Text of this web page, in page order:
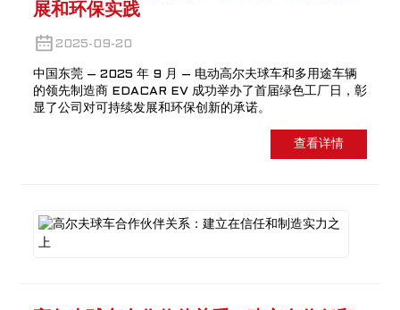
展和环保实践
2025-09-20
中国东莞 – 2025 年 9 月 – 电动高尔夫球车和多用途车辆
的领先制造商 EDACAR EV 成功举办了首届绿色工厂日，彰
显了公司对可持续发展和环保创新的承诺。
查看详情